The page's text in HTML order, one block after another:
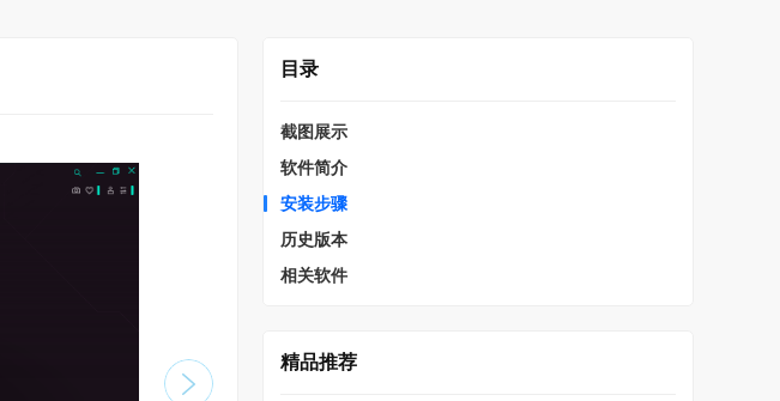
目录
截图展示
软件简介
安装步骤
历史版本
相关软件
精品推荐